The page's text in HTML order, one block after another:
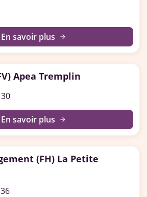
En savoir plus arrow_forward
Apea Tremplin
En savoir plus arrow_forward
(FH) La Petite